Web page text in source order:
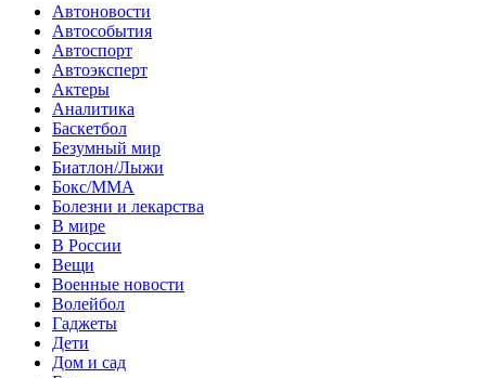
Автоновости
Автособытия
Автоспорт
Автоэксперт
Актеры
Аналитика
Баскетбол
Безумный мир
Биатлон/Лыжи
Бокс/MMA
Болезни и лекарства
В мире
В России
Вещи
Военные новости
Волейбол
Гаджеты
Дети
Дом и сад